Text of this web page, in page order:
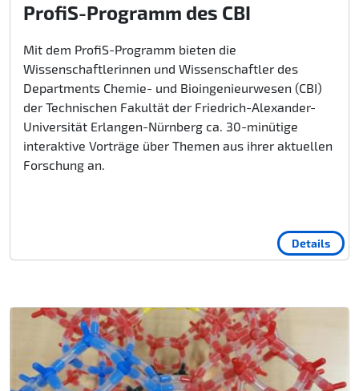
ProfiS-Programm des CBI
Mit dem ProfiS-Programm bieten die
Wissenschaftlerinnen und Wissenschaftler des
Departments Chemie- und Bioingenieurwesen (CBI)
der Technischen Fakultät der Friedrich-Alexander-
Universität Erlangen-Nürnberg ca. 30-minütige
interaktive Vorträge über Themen aus ihrer aktuellen
Forschung an.
Details